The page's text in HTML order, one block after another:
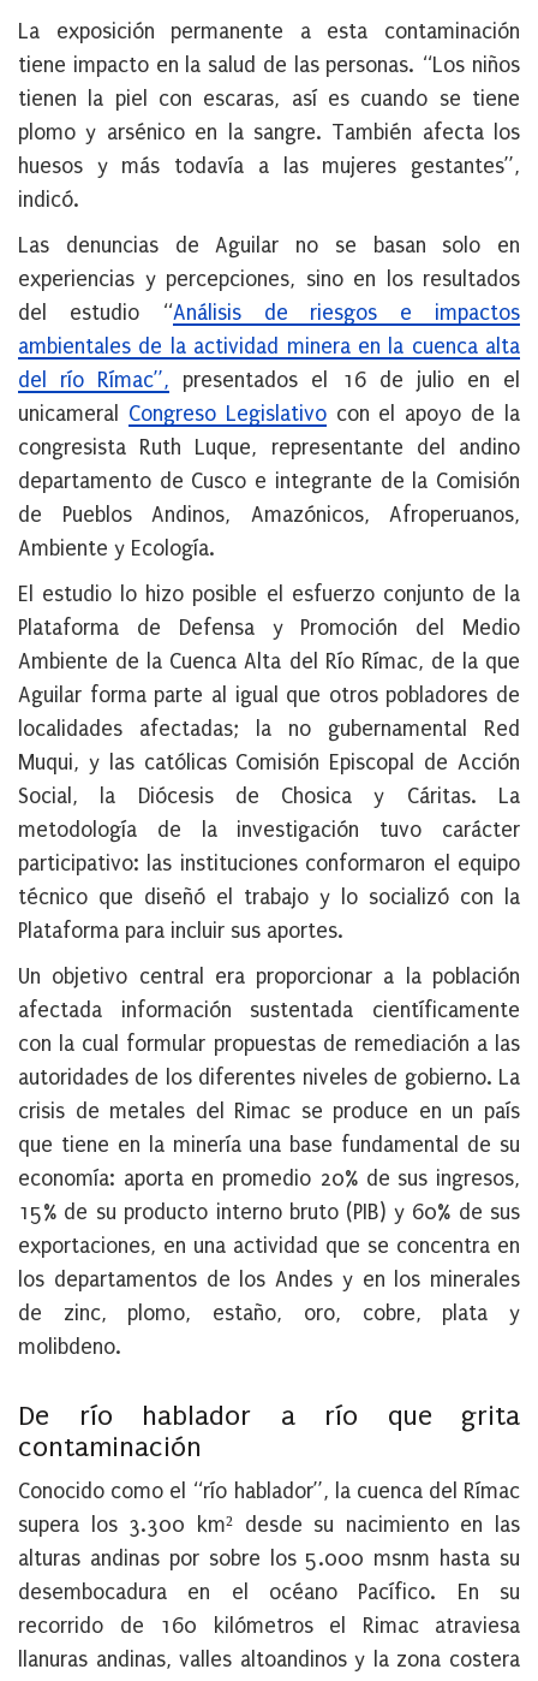
La exposición permanente a esta contaminación
tiene impacto en la salud de las personas. “Los niños
tienen la piel con escaras, así es cuando se tiene
plomo y arsénico en la sangre. También afecta los
huesos y más todavía a las mujeres gestantes”,
indicó.
Las denuncias de Aguilar no se basan solo en
experiencias y percepciones, sino en los resultados
del estudio “Análisis de riesgos e impactos
ambientales de la actividad minera en la cuenca alta
del río Rímac”, presentados el 16 de julio en el
unicameral Congreso Legislativocon el apoyo de la
congresista Ruth Luque, representante del andino
departamento de Cusco e integrante de la Comisión
de Pueblos Andinos, Amazónicos, Afroperuanos,
Ambiente y Ecología.
El estudio lo hizo posible el esfuerzo conjunto de la
Plataforma de Defensa y Promoción del Medio
Ambiente de la Cuenca Alta del Río Rímac, de la que
Aguilar forma parte al igual que otros pobladores de
localidades afectadas; la no gubernamental Red
Muqui, y las católicas Comisión Episcopal de Acción
Social, la Diócesis de Chosica y Cáritas. La
metodología de la investigación tuvo carácter
participativo: las instituciones conformaron el equipo
técnico que diseñó el trabajo y lo socializó con la
Plataforma para incluir sus aportes.
Un objetivo central era proporcionar a la población
afectada información sustentada científicamente
con la cual formular propuestas de remediación a las
autoridades de los diferentes niveles de gobierno. La
crisis de metales del Rimac se produce en un país
que tiene en la minería una base fundamental de su
economía: aporta en promedio 20% de sus ingresos,
15% de su producto interno bruto (PIB) y 60% de sus
exportaciones, en una actividad que se concentra en
los departamentos de los Andes y en los minerales
de zinc, plomo, estaño, oro, cobre, plata y
molibdeno.
De río hablador a río que grita
contaminación
Conocido como el “río hablador”, la cuenca del Rímac
supera los 3.300 km² desde su nacimiento en las
alturas andinas por sobre los 5.000 msnm hasta su
desembocadura en el océano Pacífico. En su
recorrido de 160 kilómetros el Rimac atraviesa
llanuras andinas, valles altoandinos y la zona costera